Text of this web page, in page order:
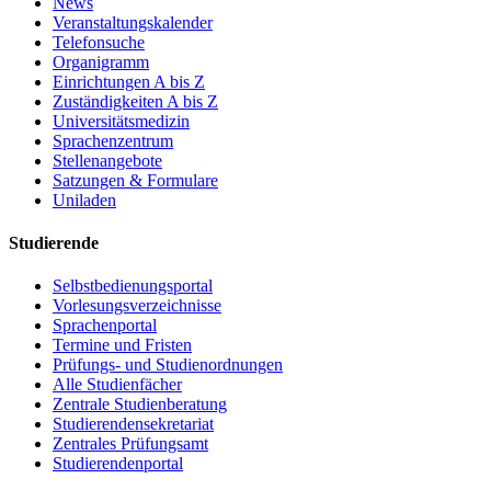
Veranstaltungskalender
Telefonsuche
Organigramm
Einrichtungen A bis Z
Zuständigkeiten A bis Z
Universitätsmedizin
Sprachenzentrum
Stellenangebote
Satzungen & Formulare
Uniladen
Studierende
Selbstbedienungsportal
Vorlesungsverzeichnisse
Sprachenportal
Termine und Fristen
Prüfungs- und Studienordnungen
Alle Studienfächer
Zentrale Studienberatung
Studierendensekretariat
Zentrales Prüfungsamt
Studierendenportal